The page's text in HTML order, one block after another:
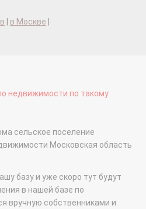
в Москве
недвижимости по такому
сельское поселение
Московская область
базу и уже скоро тут будут
в нашей базе по
вручную собственниками и